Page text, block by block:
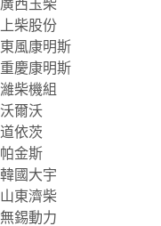
廣西玉柴
上柴股份
東風康明斯
重慶康明斯
濰柴機組
沃爾沃
道依茨
帕金斯
韓國大宇
山東濟柴
無錫動力